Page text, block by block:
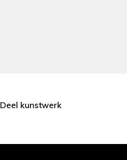
Deel kunstwerk